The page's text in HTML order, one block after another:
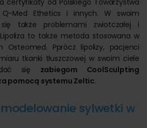
certyfikaty od Polskiego Towarzystwa
Q-Med Ethetics i innych. W swoim
także problemami zwiotczałej i
to także metoda stosowana w
Osteomed. Pprócz lipolizy, pacjenci
tkanki tłuszczowej w swoim ciele
się zabiegom CoolSculpting
pomocą systemu Zeltic.
sylwetki w